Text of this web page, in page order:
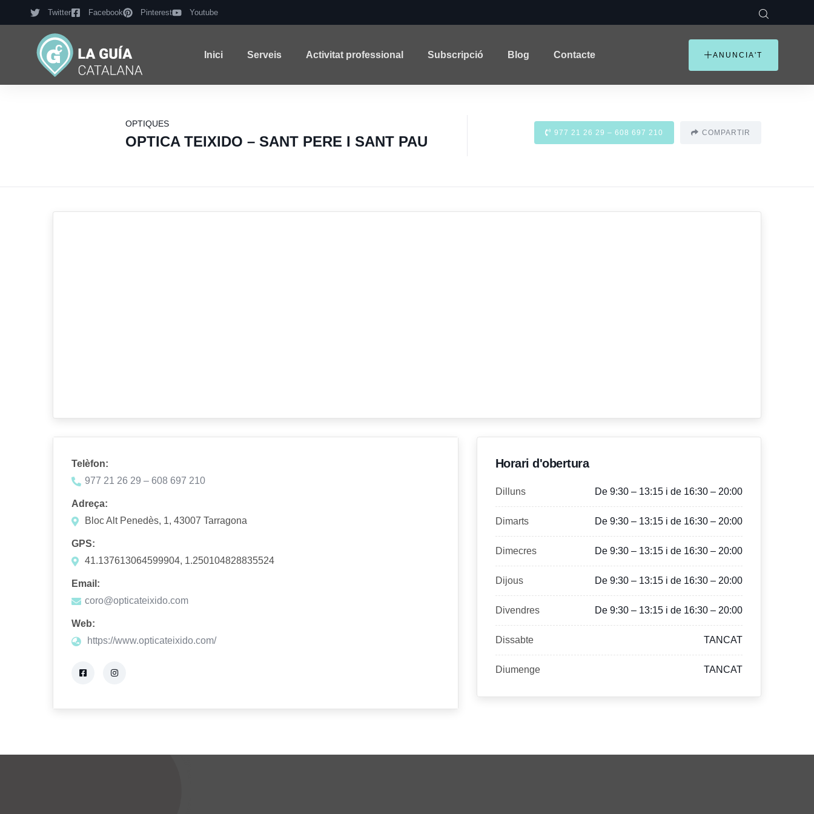
Twitter Facebook Pinterest Youtube
Inici Serveis Activitat professional Subscripció Blog Contacte ANUNCIA'T
OPTIQUES
OPTICA TEIXIDO – SANT PERE I SANT PAU
977 21 26 29 – 608 697 210 COMPARTIR
Telèfon:
977 21 26 29 – 608 697 210
Adreça:
Bloc Alt Penedès, 1, 43007 Tarragona
GPS:
41.137613064599904, 1.250104828835524
Email:
coro@opticateixido.com
Web:
https://www.opticateixido.com/
Horari d'obertura
Dilluns De 9:30 – 13:15 i de 16:30 – 20:00
Dimarts De 9:30 – 13:15 i de 16:30 – 20:00
Dimecres De 9:30 – 13:15 i de 16:30 – 20:00
Dijous De 9:30 – 13:15 i de 16:30 – 20:00
Divendres De 9:30 – 13:15 i de 16:30 – 20:00
Dissabte TANCAT
Diumenge TANCAT